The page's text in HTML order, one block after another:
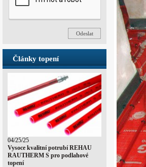
Články topení
04/25/25
Vysoce kvalitní potrubí REHAU
RAUTHERM S pro podlahové
topení